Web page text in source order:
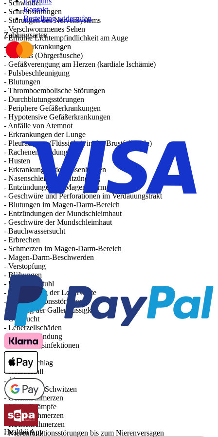
- Schwindel
- Schreibstörungen
- Störungen des Nervensystems
- Verschwommenes Sehen
- Erhöhte Lichtempfindlichkeit am Auge
- Augenerkrankungen
- Tinnitus (Ohrgeräusche)
- Gefäßverengung am Herzen (kardiale Ischämie)
- Pulsbeschleunigung
- Blutungen
- Thromboembolische Störungen
- Durchblutungsstörungen
- Periphere Gefäßerkrankungen
- Hypotensive Gefäßerkrankungen
- Anfälle von Atemnot
- Erkrankungen der Lunge
- Pleuraerguss (Flüssigkeit in der Brustfellhöhle)
- Rachenentzündung
- Husten
- Erkrankungen der Nasenhöhlen
- Nasenschleimhautentzündung
- Entzündungen im Magen-Darm-Bereich
- Geschwüre und Perforationen im Verdauungstrakt
- Blutungen im Magen-Darm-Bereich
- Entzündungen der Mundschleimhaut
- Geschwüre der Mundschleimhaut
- Bauchwassersucht
- Erbrechen
- Schmerzen im Magen-Darm-Bereich
- Magen-Darm-Beschwerden
- Verstopfung
- Blähungen
- Lockerer Stuhl
- Veränderung der Leberwerte
- Leberfunktionsstörungen
- Stauung der Gallenflüssigkeit
- Gelbsucht
- Leberzellschäden
- Leberentzündung
- Gallenwegsinfektionen
- Juckreiz
- Hautausschlag
- Haarausfall
- Akne
- Vermehrtes Schwitzen
- Gelenkschmerzen
- Muskelkrämpfe
- Gliederschmerzen
- Rückenschmerzen
- Nierenfunktionsstörungen bis zum Nierenversagen
Kontakt
Bestellung widerrufen
Zahlungsarten
Healthii App